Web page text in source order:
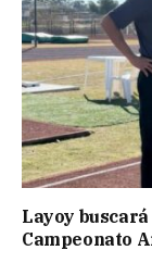
Layoy
Campeonato